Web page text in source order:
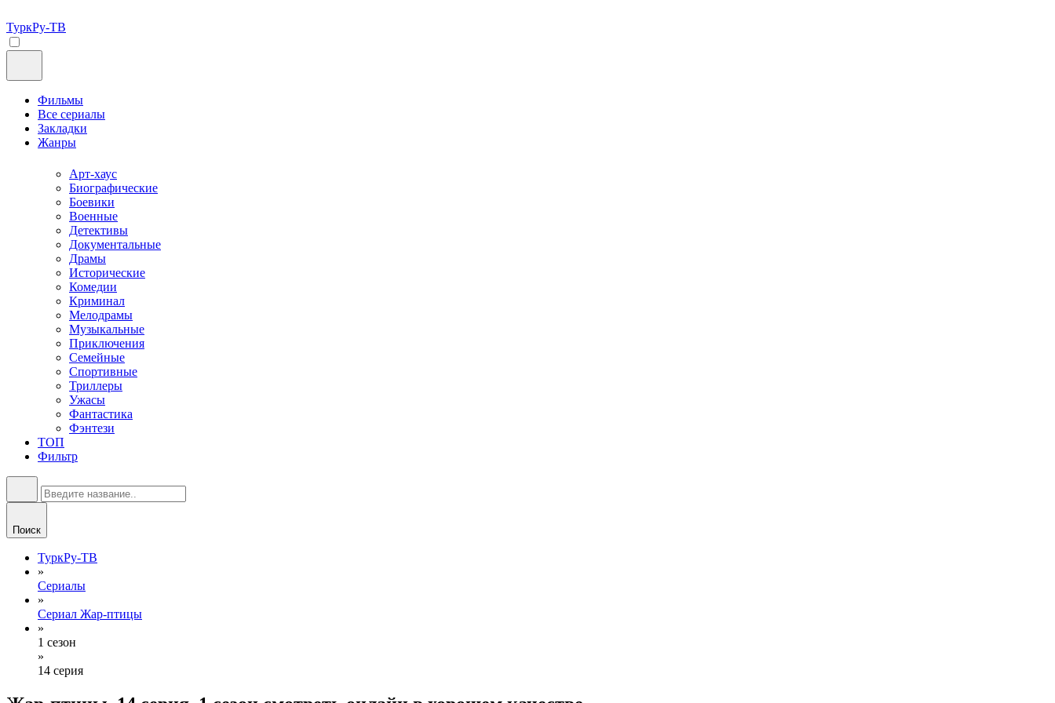
ТуркРу-ТВ
Фильмы
Все сериалы
Закладки
Жанры
Арт-хаус
Биографические
Боевики
Военные
Детективы
Документальные
Драмы
Исторические
Комедии
Криминал
Мелодрамы
Музыкальные
Приключения
Семейные
Спортивные
Триллеры
Ужасы
Фантастика
Фэнтези
ТОП
Фильтр
Поиск
ТуркРу-ТВ
»
Сериалы
»
Сериал Жар-птицы
»
1 сезон
»
14 серия